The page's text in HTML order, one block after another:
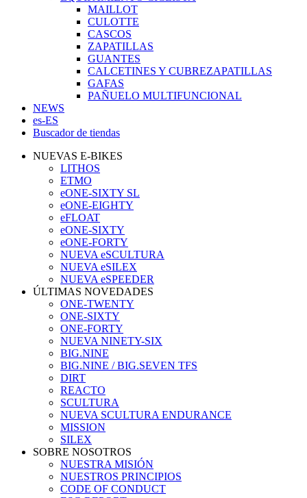
MAILLOT
CULOTTE
CASCOS
ZAPATILLAS
GUANTES
CALCETINES Y CUBREZAPATILLAS
GAFAS
PAÑUELO MULTIFUNCIONAL
NEWS
es-ES
Buscador de tiendas
NUEVAS E-BIKES
LITHOS
ETMO
eONE-SIXTY SL
eONE-EIGHTY
eFLOAT
eONE-SIXTY
eONE-FORTY
NUEVA eSCULTURA
NUEVA eSILEX
NUEVA eSPEEDER
ÚLTIMAS NOVEDADES
ONE-TWENTY
ONE-SIXTY
ONE-FORTY
NUEVA NINETY-SIX
BIG.NINE
BIG.NINE / BIG.SEVEN TFS
DIRT
REACTO
SCULTURA
NUEVA SCULTURA ENDURANCE
MISSION
SILEX
SOBRE NOSOTROS
NUESTRA MISIÓN
NUESTROS PRINCIPIOS
CODE OF CONDUCT